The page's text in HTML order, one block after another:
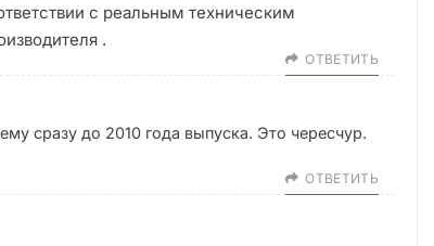
с реальным техническим
.
ОТВЕТИТЬ
сразу до 2010 года выпуска. Это чересчур.
ОТВЕТИТЬ